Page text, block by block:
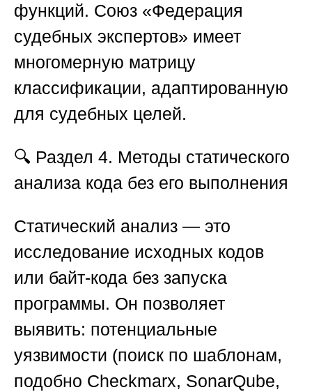
функций. Союз «Федерация
судебных экспертов» имеет
многомерную матрицу
классификации, адаптированную
для судебных целей.
🔍 Раздел 4. Методы статического
анализа кода без его выполнения
Статический анализ — это
исследование исходных кодов
или байт-кода без запуска
программы. Он позволяет
выявить: потенциальные
уязвимости (поиск по шаблонам,
подобно Checkmarx, SonarQube,